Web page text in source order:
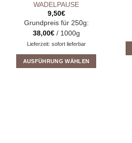
WADELPAUSE
9,50€
Grundpreis für 250g:
38,00€/ 1000g
Lieferzeit: sofort lieferbar
AUSFÜHRUNG WÄHLEN